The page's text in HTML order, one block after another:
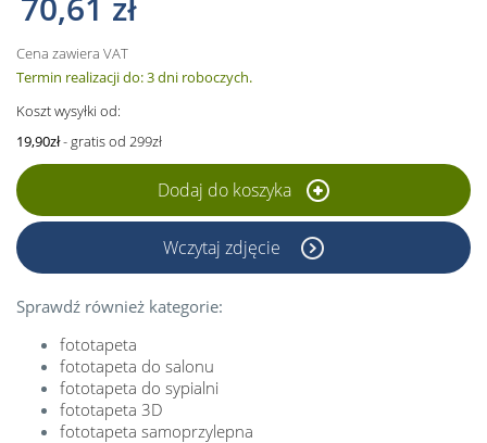
Cena zawiera VAT
Termin realizacji do: 3 dni roboczych.
Koszt wysyłki od:
19,90zł- gratis od 299zł
Dodaj do koszyka
Wczytaj zdjęcie
Sprawdź również kategorie:
fototapeta
fototapeta do salonu
fototapeta do sypialni
fototapeta 3D
fototapeta samoprzylepna